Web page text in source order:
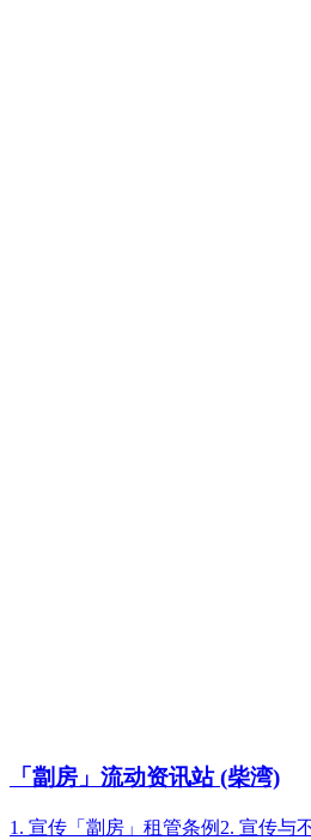
「劏房」流动资讯站 (柴湾)
1. 宣传「劏房」租管条例2. 宣传与